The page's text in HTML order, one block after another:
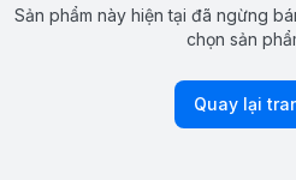
Sản phẩm này hiện tại đã ngừng
chọn sản
Quay lại